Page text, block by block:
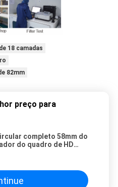
18 camadas
82mm
preço para
completo 58mm do
do quadro de HD